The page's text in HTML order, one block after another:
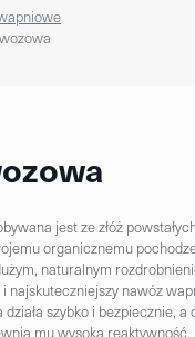
jest ze złóż
organicznemu
naturalnym
najskuteczniejszy nawóz
szybko i bezpiecznie, a
mu wysoką reaktywność.